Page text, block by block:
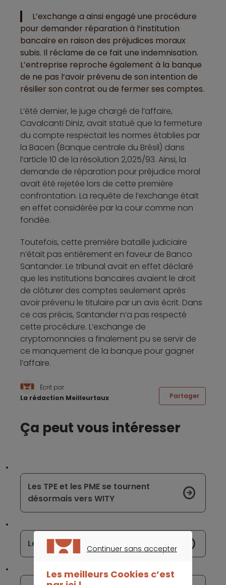
L’exchange a ainsi engagé une procédure
pour demander réparation à l’institution
bancaire en raison des préjudices moraux
subis. Il réclame de ce fait une indemnisation.
L’entreprise reproche également à la banque
de ne pas l’avoir prévenu de son intention de
résilier son contrat ou de fermer ses comptes.
L’été dernier, le juge chargé de l’affaire,
Cavalcanti Diniz, avait statué que la fermeture
du compte respectait les normes établies par
la Bacen (Banque centrale du Brésil) dans
l’article 10 de la résolution 2,025/93. Ainsi, la
demande de réparation pour préjudice moral
avait été rejetée lors de cette première
confrontation. La requête de l’exchange était
en effet considérée par la cour comme non
fondée.
Toutefois, cette première bataille judiciaire
n’était pas entièrement en faveur de Banco
Santander. Le tribunal avait en effet déclaré
que les institutions bancaires avaient le droit
de clôturer des comptes seulement après
avoir prévenu le titulaire par un avis écrit. Dans
ce cas précis, Santander n’a pas respecté
cette procédure. L’exchange de
cryptomonnaies a finalement pu se servir de
ce manquement de la banque pour gagner
l’affaire.
Écrit par
La rédaction Meilleurtaux
Partager
Ça peut vous intéresser
Les TPE et les PME se tournent
désormais vers WITY
Le marché bancaire poursuit sa mue
Continuer sans accepter
Les meilleurs Cookies c’est